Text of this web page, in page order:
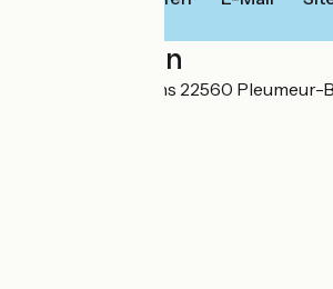
Localisation
11 rue des chardons 22560 Pleumeur-